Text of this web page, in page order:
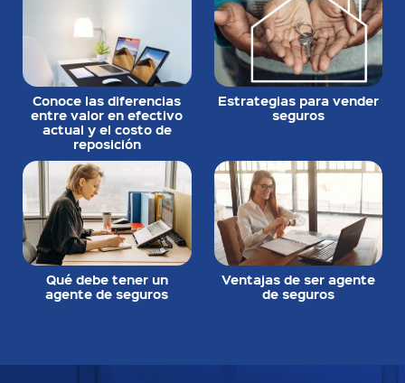
Conoce las diferencias
entre valor en efectivo
actual y el costo de
reposición
Estrategias para vender
seguros
Qué debe tener un
agente de seguros
Ventajas de ser agente
de seguros